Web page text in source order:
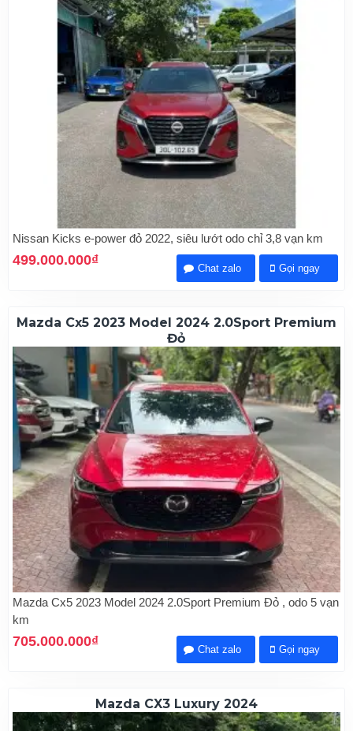
Nissan Kicks e-power đỏ 2022, siêu lướt odo chỉ 3,8 vạn km
499.000.000₫
Chat zalo Gọi ngay
Mazda Cx5 2023 Model 2024 2.0Sport Premium
Đỏ
Mazda Cx5 2023 Model 2024 2.0Sport Premium Đỏ , odo 5 vạn
km
705.000.000₫
Chat zalo Gọi ngay
Mazda CX3 Luxury 2024